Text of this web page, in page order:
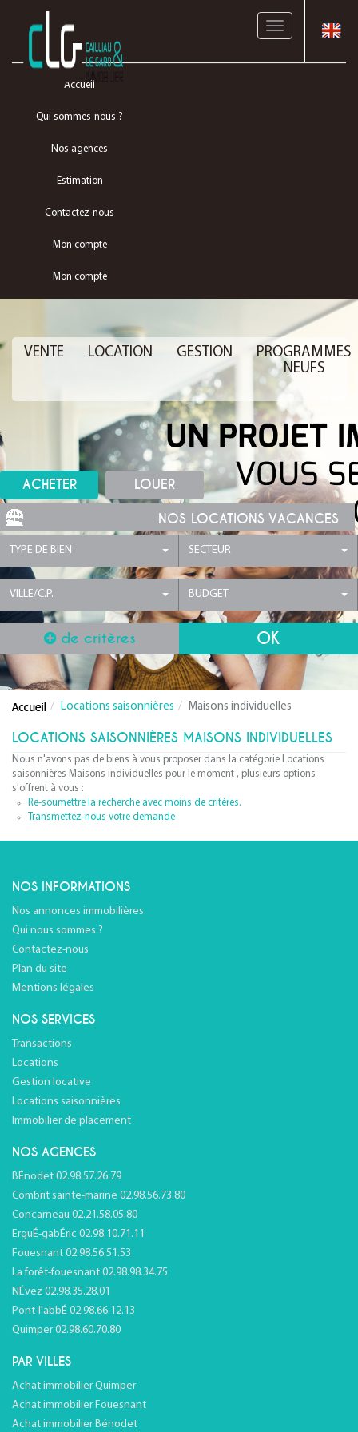
Toggle
Accueil
Qui sommes-nous ?
Nos agences
Estimation
Contactez-nous
Mon compte
Mon compte
VENTE LOCATION GESTION
PROGRAMMES
NEUFS
ACHETER LOUER
NOS LOCATIONS VACANCES
TYPE DE BIEN SECTEUR
VILLE/C.P. BUDGET
de critères
Locations saisonnières Maisons individuelles
LOCATIONS SAISONNIÈRES MAISONS INDIVIDUELLES
Nous n'avons pas de biens à vous proposer dans la catégorie Locations
saisonnières Maisons individuelles pour le moment , plusieurs options
s'offrent à vous :
Re-soumettre la recherche avec moins de critères.
Transmettez-nous votre demande
NOS INFORMATIONS
Nos annonces immobilières
Qui nous sommes ?
Contactez-nous
Plan du site
Mentions légales
NOS SERVICES
Transactions
Locations
Gestion locative
Locations saisonnières
Immobilier de placement
NOS AGENCES
BÉnodet 02.98.57.26.79
Combrit sainte-marine 02.98.56.73.80
Concarneau 02.21.58.05.80
ErguÉ-gabÉric 02.98.10.71.11
Fouesnant 02.98.56.51.53
La forêt-fouesnant 02.98.98.34.75
NÉvez 02.98.35.28.01
Pont-l'abbÉ 02.98.66.12.13
Quimper 02.98.60.70.80
PAR VILLES
Achat immobilier Quimper
Achat immobilier Fouesnant
Achat immobilier Bénodet